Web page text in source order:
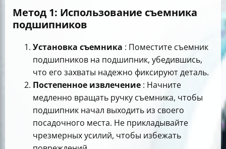
Метод 1: Использование съемника
подшипников
Установка съемника : Поместите съемник
подшипников на подшипник, убедившись,
что его захваты надежно фиксируют деталь.
Постепенное извлечение : Начните
медленно вращать ручку съемника, чтобы
подшипник начал выходить из своего
посадочного места. Не прикладывайте
чрезмерных усилий, чтобы избежать